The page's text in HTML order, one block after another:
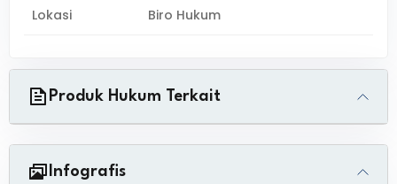
Lokasi Biro Hukum
Produk Hukum Terkait
Infografis